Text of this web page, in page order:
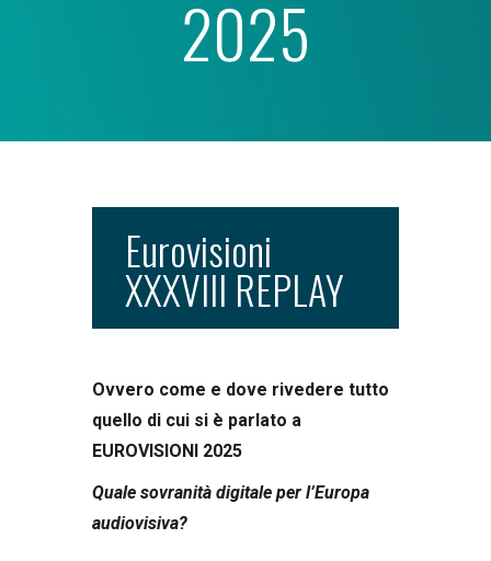
2025
Eurovisioni
XXXVIII REPLAY
Ovvero come e dove rivedere tutto
quello di cui si è parlato a
EUROVISIONI 2025
Quale sovranità digitale per l’Europa
audiovisiva?